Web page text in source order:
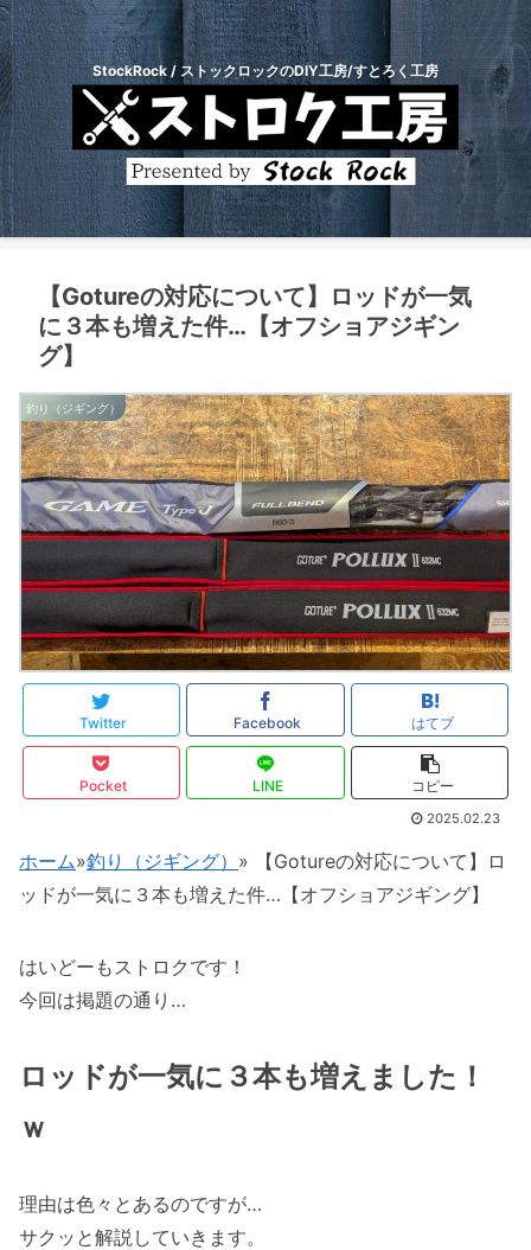
StockRock / ストックロックのDIY工房/すとろく工房
【Gotureの対応について】ロッドが一気
に３本も増えた件…【オフショアジギン
グ】
釣り（ジギング）
Twitter Facebook はてブ
Pocket LINE コピー
2025.02.23
ホーム»釣り（ジギング） » 【Gotureの対応について】ロ
ッドが一気に３本も増えた件…【オフショアジギング】
はいどーもストロクです！
今回は掲題の通り…
ロッドが一気に３本も増えました！
ｗ
理由は色々とあるのですが…
サクッと解説していきます。